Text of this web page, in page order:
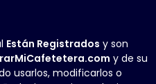
Están Registrados y son
y de su
usarlos, modificarlos o